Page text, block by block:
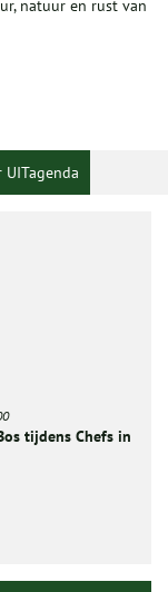
natuur en rust van
tijdens Chefs in